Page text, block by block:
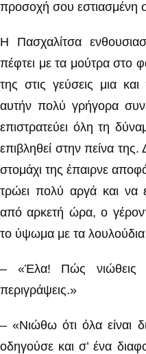
προσοχή σου εστιασμένη
Η Πασχαλίτσα
πέφτει με τα μούτρα στο
της στις γεύσεις μια
αυτήν πολύ γρήγορα
επιστρατεύει όλη τη
επιβληθεί στην πείνα
στομάχι της έπαιρνε
τρώει πολύ αργά και να
από αρκετή ώρα, ο
το ύψωμα με τα
– «Έλα! Πώς νιώθεις
περιγράψεις.»
– «Νιώθω ότι όλα είναι
οδηγούσε και σ’ ένα